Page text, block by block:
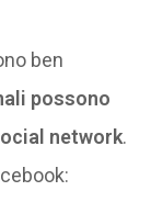
ben
possono
network.